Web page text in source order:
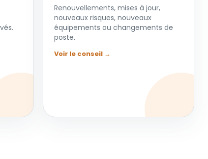
Renouvellements, mises à jour,
nouveaux risques, nouveaux
équipements ou changements de
poste.
Voir le conseil →